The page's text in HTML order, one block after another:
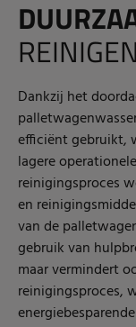
REINIGEN
Dankzij het
efficiënt gebruikt,
lagere
reinigingsproces
en
van de
gebruik van
maar vermindert
reinigingsproces,